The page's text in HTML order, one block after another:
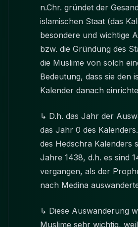
n.Chr. gründet der
islamischen Staat (das
besondere und wichtige
bzw. die Gründung des
die Muslime von solch
Bedeutung, dass sie den
Kalender danach
↳ D.h. das Jahr der
das Jahr 0 des
des Hedschra Kalenders
Jahre 1438, d.h. es sind
vergangen, als der
nach Medina
↳ Diese Auswanderung
Muslime sehr wichtig,